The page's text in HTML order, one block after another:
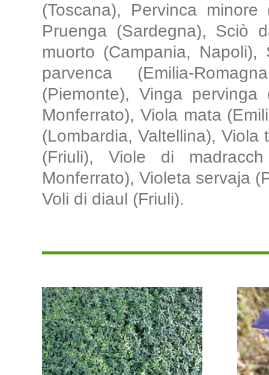
(Toscana), Pervinca
Pruenga (Sardegna), Sciò
muorto (Campania, Napoli),
parvenca (Emilia-
(Piemonte), Vinga
Monferrato), Viola mata
(Lombardia, Valtellina),
(Friuli), Viole di
Monferrato), Violeta servaja
Voli di diaul (Friuli).